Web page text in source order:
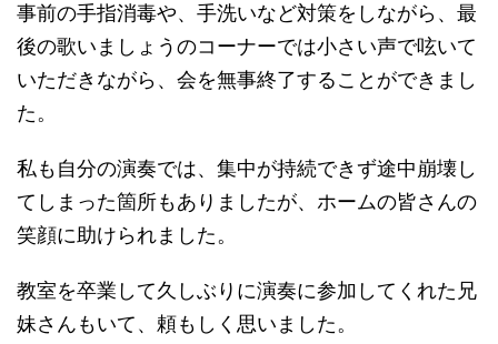
事前の手指消毒や、手洗いなど対策をしながら、最
後の歌いましょうのコーナーでは小さい声で呟いて
いただきながら、会を無事終了することができまし
た。
私も自分の演奏では、集中が持続できず途中崩壊し
てしまった箇所もありましたが、ホームの皆さんの
笑顔に助けられました。
教室を卒業して久しぶりに演奏に参加してくれた兄
妹さんもいて、頼もしく思いました。